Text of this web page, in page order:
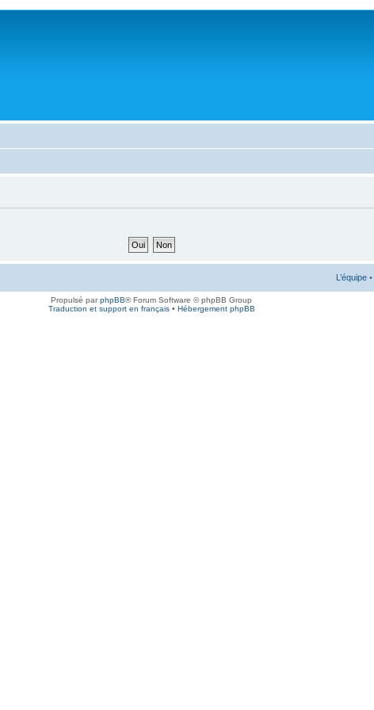
L’équipe •
Propulsé parphpBB® Forum Software © phpBB Group
Traduction et support en français• Hébergement phpBB